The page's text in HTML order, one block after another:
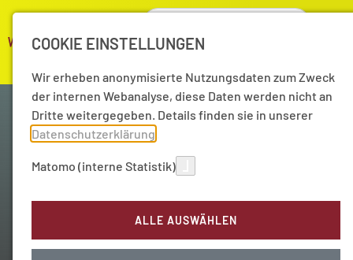
Wissenschaft als Kompass
Unser Akademie-Podcast
COOKIE EINSTELLUNGEN
Wir erheben anonymisierte Nutzungsdaten zum Zweck
der internen Webanalyse, diese Daten werden nicht an
Dritte weitergegeben. Details finden sie in unserer
Datenschutzerklärung
Matomo (interne Statistik)
ALLE AUSWÄHLEN